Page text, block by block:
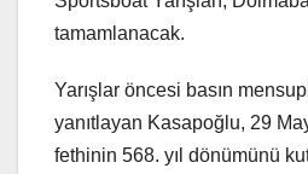
tamamlanacak.
Yarışlar öncesi basın
yanıtlayan Kasapoğlu, 29
fethinin 568. yıl dönümünü